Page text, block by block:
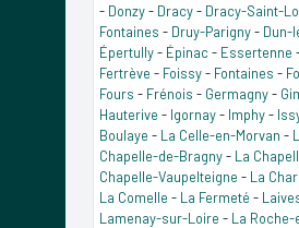
- Donzy- Dracy- Dracy-Saint-
Fontaines - Druy-Parigny- Dun-
Épertully- Épinac - Essertenne
Fertrève - Foissy- Fontaines -
Fours - Frénois - Germagny-
Hauterive - Igornay- Imphy-
Boulaye - La Celle-en-Morvan -
Chapelle-de-Bragny- La
Chapelle-Vaupelteigne - La
La Comelle - La Fermeté -
Lamenay-sur-Loire - La